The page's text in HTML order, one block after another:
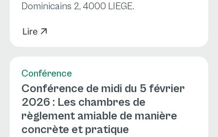
Dominicains 2, 4000 LIEGE.
Lire
Conférence
Conférence de midi du 5 février
2026 : Les chambres de
règlement amiable de manière
concrète et pratique